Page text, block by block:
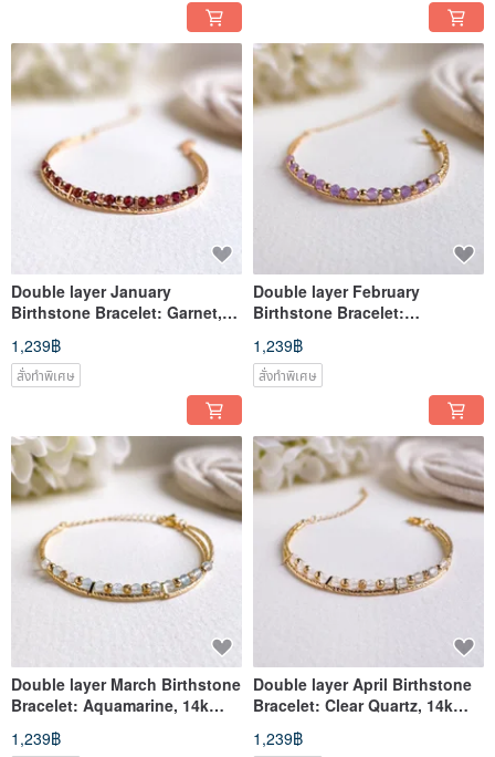
Double layer January
Birthstone Bracelet: Garnet,
14k Gold-Filled
1,239฿
สั่งทำพิเศษ
Double layer February
Birthstone Bracelet:
Amethyst, 14k Gold-Filled
1,239฿
สั่งทำพิเศษ
Double layer March Birthstone
Bracelet: Aquamarine, 14k
Gold-Filled
1,239฿
Double layer April Birthstone
Bracelet: Clear Quartz, 14k
Gold-Filled
1,239฿